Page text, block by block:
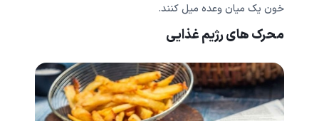
خون یک میان وعده میل کنند.
محرک های رژیم غذایی